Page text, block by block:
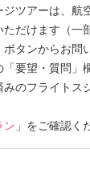
ツアーは、航
だけます（一
タンからお問
要望・質問」
のフライトス
ン 」をご確認く